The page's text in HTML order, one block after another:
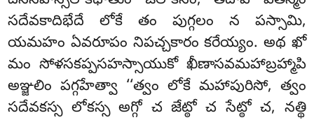
సదేవకాదిభేదే లోకే తం పుగ్గలం న పస్సామి,
యమహం ఏవరూపం నిపచ్చకారం కరేయ్యం. అథ ఖో
మం సోళసకప్పసహస్సాయుకో ఖీణాసవమహాబ్రహ్మాపి
అఞ్జలిం పగ్గహేత్వా ‘‘త్వం లోకే మహాపురిసో, త్వం
సదేవకస్స లోకస్స అగ్గో చ జేట్ఠో చ సేట్ఠో చ, నత్థి